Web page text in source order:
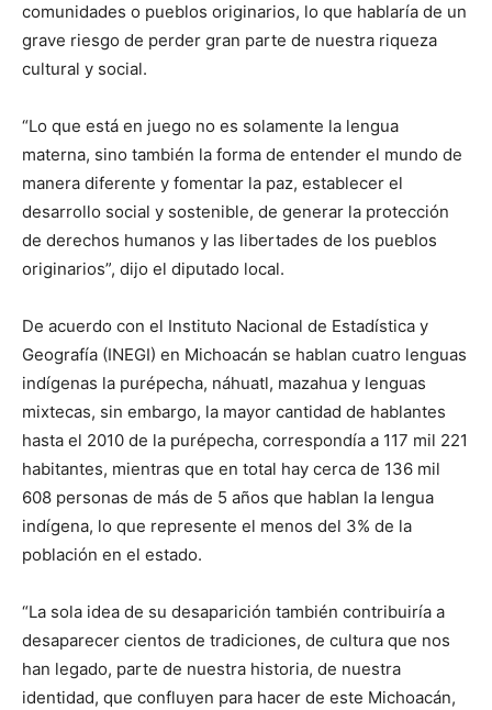
comunidades o pueblos originarios, lo que hablaría de un
grave riesgo de perder gran parte de nuestra riqueza
cultural y social.
“Lo que está en juego no es solamente la lengua
materna, sino también la forma de entender el mundo de
manera diferente y fomentar la paz, establecer el
desarrollo social y sostenible, de generar la protección
de derechos humanos y las libertades de los pueblos
originarios”, dijo el diputado local.
De acuerdo con el Instituto Nacional de Estadística y
Geografía (INEGI) en Michoacán se hablan cuatro lenguas
indígenas la purépecha, náhuatl, mazahua y lenguas
mixtecas, sin embargo, la mayor cantidad de hablantes
hasta el 2010 de la purépecha, correspondía a 117 mil 221
habitantes, mientras que en total hay cerca de 136 mil
608 personas de más de 5 años que hablan la lengua
indígena, lo que represente el menos del 3% de la
población en el estado.
“La sola idea de su desaparición también contribuiría a
desaparecer cientos de tradiciones, de cultura que nos
han legado, parte de nuestra historia, de nuestra
identidad, que confluyen para hacer de este Michoacán,